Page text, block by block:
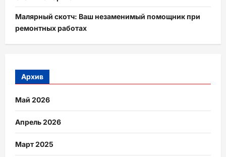
Малярный скотч: Ваш незаменимый помощник при
ремонтных работах
Архив
Май 2026
Апрель 2026
Март 2025